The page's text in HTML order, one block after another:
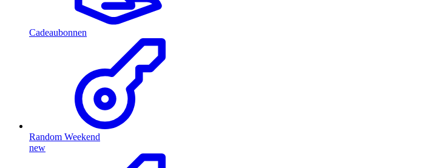
Cadeaubonnen
Random Weekend
new